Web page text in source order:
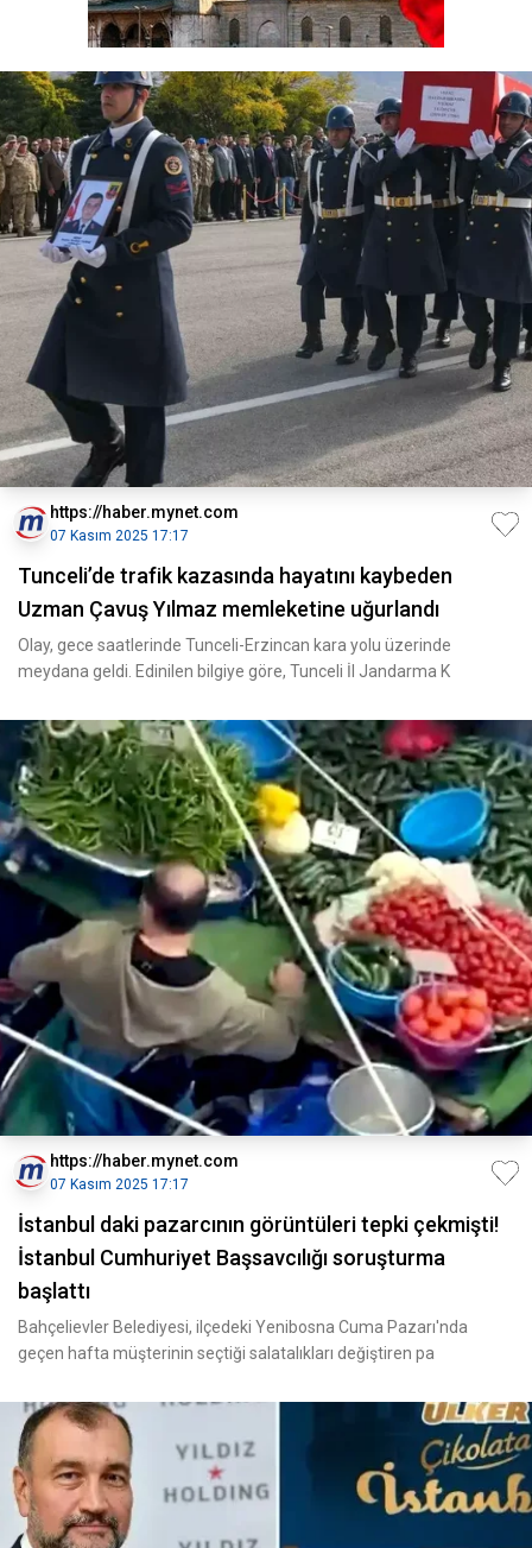
https://haber.mynet.com
07 Kasım 2025 17:17
Tunceli’de trafik kazasında hayatını kaybeden
Uzman Çavuş Yılmaz memleketine uğurlandı
Olay, gece saatlerinde Tunceli-Erzincan kara yolu üzerinde
meydana geldi. Edinilen bilgiye göre, Tunceli İl Jandarma K
https://haber.mynet.com
07 Kasım 2025 17:17
İstanbul daki pazarcının görüntüleri tepki çekmişti!
İstanbul Cumhuriyet Başsavcılığı soruşturma
başlattı
Bahçelievler Belediyesi, ilçedeki Yenibosna Cuma Pazarı'nda
geçen hafta müşterinin seçtiği salatalıkları değiştiren pa